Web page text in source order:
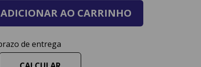
ADICIONAR AO CARRINHO